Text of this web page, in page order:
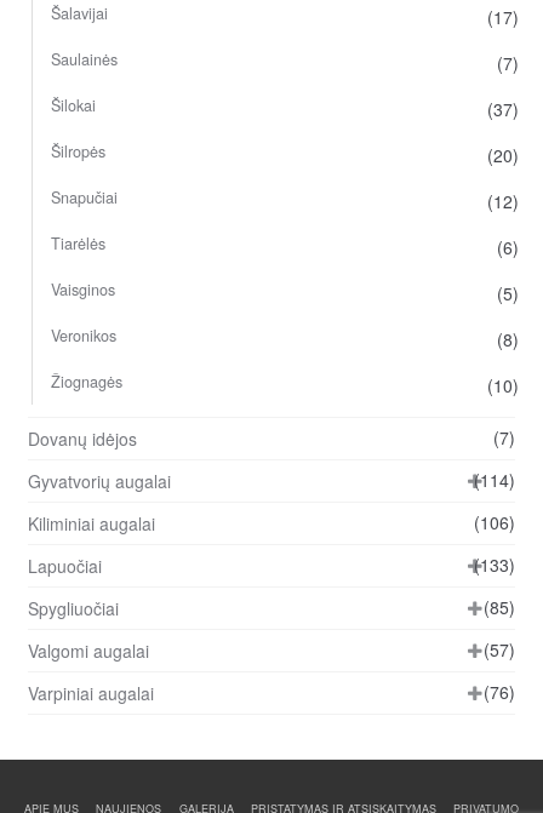
Šalavijai (17)
Saulainės (7)
Šilokai (37)
Šilropės (20)
Snapučiai (12)
Tiarėlės (6)
Vaisginos (5)
Veronikos (8)
Žiognagės (10)
Dovanų idėjos
(7)
Gyvatvorių augalai
(114)
Kiliminiai augalai
(106)
Lapuočiai
(133)
Spygliuočiai
(85)
Valgomi augalai
(57)
Varpiniai augalai
(76)
APIE MUS NAUJIENOS GALERIJA PRISTATYMAS IR ATSISKAITYMAS PRIVATUMO